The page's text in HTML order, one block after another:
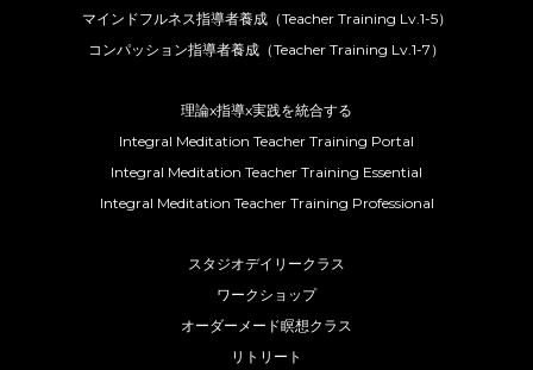
マインドフルネス指導者養成（Teacher Training Lv.1-5）
コンパッション指導者養成（Teacher Training Lv.1-7）
理論x指導x実践を統合する
Integral Meditation Teacher Training Portal
Integral Meditation Teacher Training Essential
Integral Meditation Teacher Training Professional
スタジオデイリークラス
ワークショップ
オーダーメード瞑想クラス
リトリート